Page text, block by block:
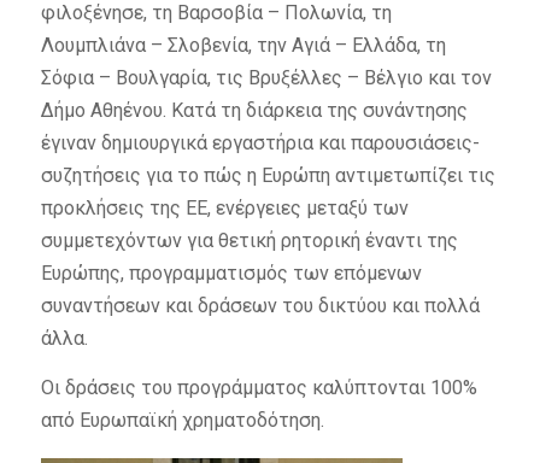
φιλοξένησε, τη Βαρσοβία – Πολωνία, τη
Λουμπλιάνα – Σλοβενία, την Αγιά – Ελλάδα, τη
Σόφια – Βουλγαρία, τις Βρυξέλλες – Βέλγιο και τον
Δήμο Αθηένου. Κατά τη διάρκεια της συνάντησης
έγιναν δημιουργικά εργαστήρια και παρουσιάσεις-
συζητήσεις για το πώς η Ευρώπη αντιμετωπίζει τις
προκλήσεις της ΕΕ, ενέργειες μεταξύ των
συμμετεχόντων για θετική ρητορική έναντι της
Ευρώπης, προγραμματισμός των επόμενων
συναντήσεων και δράσεων του δικτύου και πολλά
άλλα.
Οι δράσεις του προγράμματος καλύπτονται 100%
από Ευρωπαϊκή χρηματοδότηση.